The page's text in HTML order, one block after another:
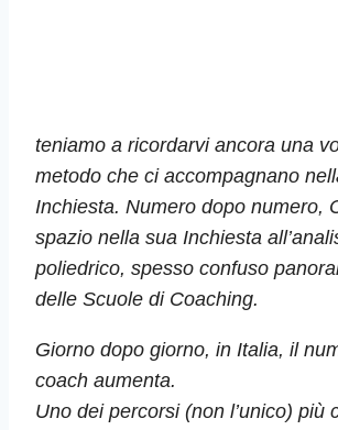
teniamo a ricordarvi ancora una
metodo che ci accompagnano
Inchiesta. Numero dopo numero,
spazio nella sua Inchiesta
poliedrico, spesso confuso
delle Scuole di Coaching.
Giorno dopo giorno, in Italia, il
coach aumenta.
Uno dei percorsi (non l’unico) più